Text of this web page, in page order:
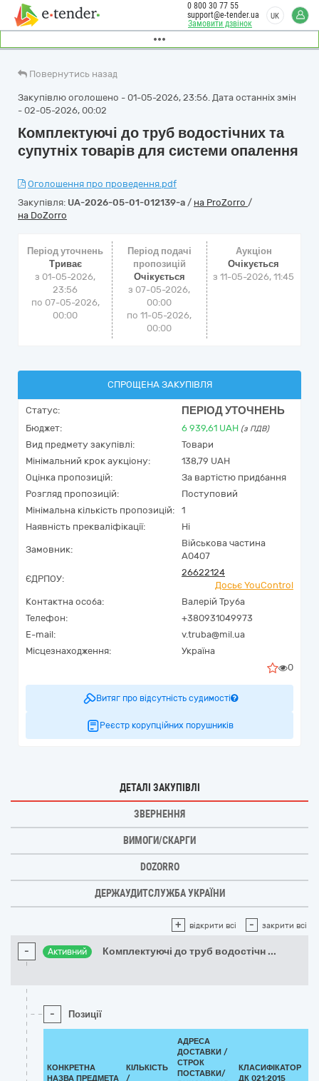
Замовити дзвінок
0 800 30 77 55
support@e-tender.ua
UK
Повернутись назад
Закупівлю оголошено - 01-05-2026, 23:56. Дата останніх змін
- 02-05-2026, 00:02
Комплектуючі до труб водостічних та
супутніх товарів для системи опалення
Оголошення про проведення.pdf
Закупівля: UA-2026-05-01-012139-a / на ProZorro /
на DoZorro
Період уточнень
Триває
з 01-05-2026,
23:56
по 07-05-2026,
00:00
Період подачі
пропозицій
Очікується
з 07-05-2026,
00:00
по 11-05-2026,
00:00
Аукціон
Очікується
з11-05-2026, 11:45
СПРОЩЕНА ЗАКУПІВЛЯ
Статус: ПЕРІОД УТОЧНЕНЬ
Бюджет: 6 939,61 UAH (з ПДВ)
Вид предмету закупівлі:
Товари
Мінімальний крок аукціону:
138,79 UAH
Оцінка пропозицій:
За вартістю придбання
Розгляд пропозицій:
Поступовий
Мінімальна кількість пропозицій:
1
Наявність прекваліфікації:
Ні
Замовник:
Військова частина
А0407
ЄДРПОУ:
26622124
Досьє YouControl
Контактна особа:
Валерій Труба
Телефон:
+380931049973
E-mail:
v.truba@mil.ua
Місцезнаходження:
Україна
0
Витяг про відсутність судимості
Реєстр корупційних порушників
ДЕТАЛІ ЗАКУПІВЛІ
ЗВЕРНЕННЯ
ВИМОГИ/СКАРГИ
DOZORRO
ДЕРЖАУДИТСЛУЖБА УКРАЇНИ
+ відкрити всі - закрити всі
- Активний Комплектуючі до труб водостічн ...
- Позиції
КОНКРЕТНА
НАЗВА ПРЕДМЕТА
КІЛЬКІСТЬ
/
АДРЕСА
ДОСТАВКИ /
СТРОК
ПОСТАВКИ/
КЛАСИФІКАТОР
ДК 021:2015